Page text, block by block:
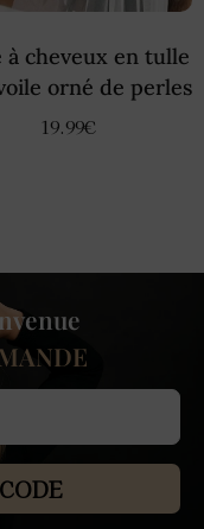
à cheveux en tulle
orné de perles
19.99€